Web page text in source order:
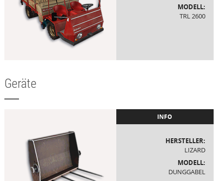
MODELL:
TRL 2600
Geräte
INFO
HERSTELLER:
LIZARD
MODELL:
DUNGGABEL